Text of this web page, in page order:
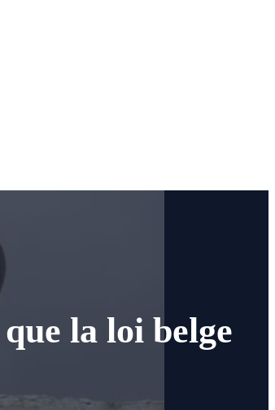
la loi belge